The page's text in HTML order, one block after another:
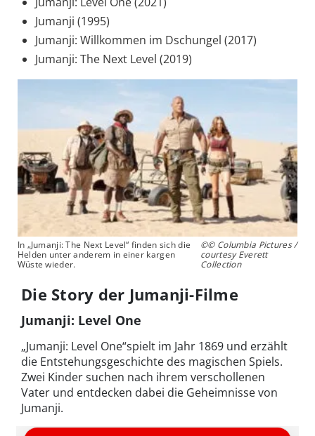
Jumanji (1995)
Jumanji: Willkommen im Dschungel (2017)
Jumanji: The Next Level (2019)
In „Jumanji: The Next Level“ finden sich die
Helden unter anderem in einer kargen
Wüste wieder.
©© Columbia Pictures /
courtesy Everett
Collection
Die Story der Jumanji-Filme
Jumanji: Level One
„Jumanji: Level One“spielt im Jahr 1869 und erzählt
die Entstehungsgeschichte des magischen Spiels.
Zwei Kinder suchen nach ihrem verschollenen
Vater und entdecken dabei die Geheimnisse von
Jumanji.